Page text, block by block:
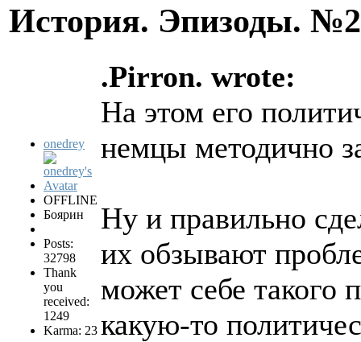
История. Эпизоды.
onedrey
OFFLINE
Боярин
Posts:
32798
Thank
you
received:
1249
Karma: 23
.Pirron. wrote:
На этом его
немцы методично
Ну и правильно
их обзывают
может себе такого
какую-то